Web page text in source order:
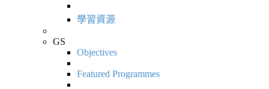
學習資源
GS
Objectives
Featured Programmes